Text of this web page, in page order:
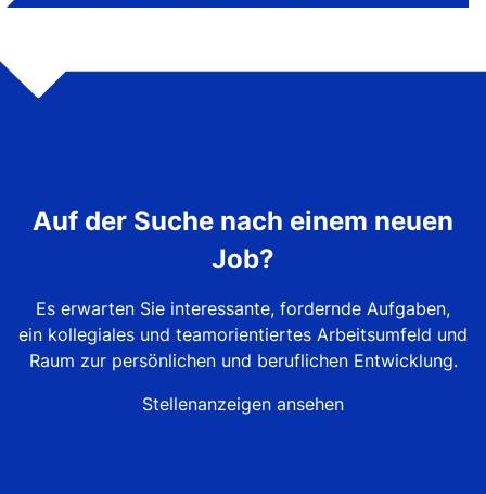
Auf der Suche nach einem neuen
Job?
Es erwarten Sie interessante, fordernde Aufgaben,
ein kollegiales und teamorientiertes Arbeitsumfeld und
Raum zur persönlichen und beruflichen Entwicklung.
Stellenanzeigen ansehen